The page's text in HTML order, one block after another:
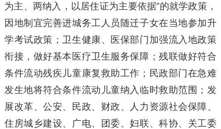
为主、两纳入，以居住证为主要依据”的就学政策，
因地制宜完善进城务工人员随迁子女在当地参加升
学考试政策；卫生健康、医保部门加强流入地政策
衔接，做好基本医疗卫生服务保障；残联做好符合
条件流动残疾儿童康复救助工作；民政部门在急难
发生地将符合条件流动儿童纳入临时救助范围；发
展改革、公安、民政、财政、人力资源社会保障、
住房城乡建设、广电、团委、妇联、科协、关工委